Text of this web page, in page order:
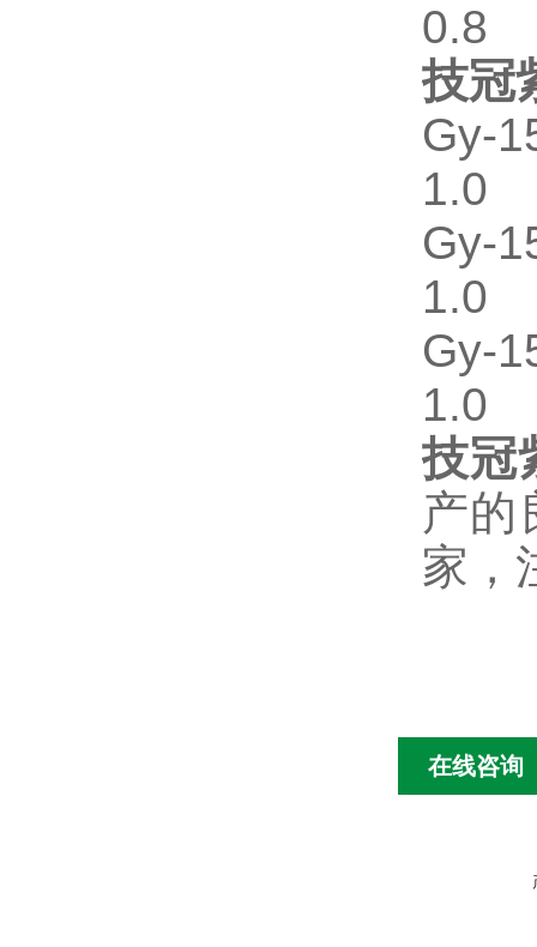
0.8
技冠
1.0
1.0
Gy-
1.0
技冠
产的
家，
在线咨询